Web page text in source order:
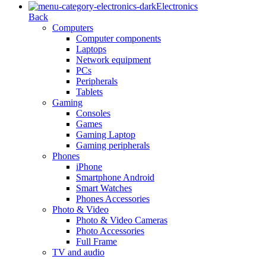
Electronics
Back
Computers
Computer components
Laptops
Network equipment
PCs
Peripherals
Tablets
Gaming
Consoles
Games
Gaming Laptop
Gaming peripherals
Phones
iPhone
Smartphone Android
Smart Watches
Phones Accessories
Photo & Video
Photo & Video Cameras
Photo Accessories
Full Frame
TV and audio